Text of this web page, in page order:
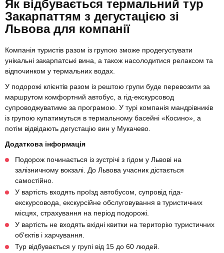
Як відбувається термальний тур
Закарпаттям з дегустацією зі
Львова для компанії
Компанія туристів разом із групою зможе продегустувати
унікальні закарпатські вина, а також насолодитися релаксом та
відпочинком у термальних водах.
У подорожі клієнтів разом із рештою групи буде перевозити за
маршрутом комфортний автобус, а гід-екскурсовод
супроводжуватиме за програмою. У турі компанія мандрівників
із групою купатимуться в термальному басейні «Косино», а
потім відвідають дегустацію вин у Мукачево.
Додаткова інформація
Подорож починається із зустрічі з гідом у Львові на
залізничному вокзалі. До Львова учасник дістається
самостійно.
У вартість входять проїзд автобусом, супровід гіда-
екскурсовода, екскурсійне обслуговування в туристичних
місцях, страхування на період подорожі.
У вартість не входять вхідні квитки на територію туристичних
об'єктів і харчування.
Тур відбувається у групі від 15 до 60 людей.